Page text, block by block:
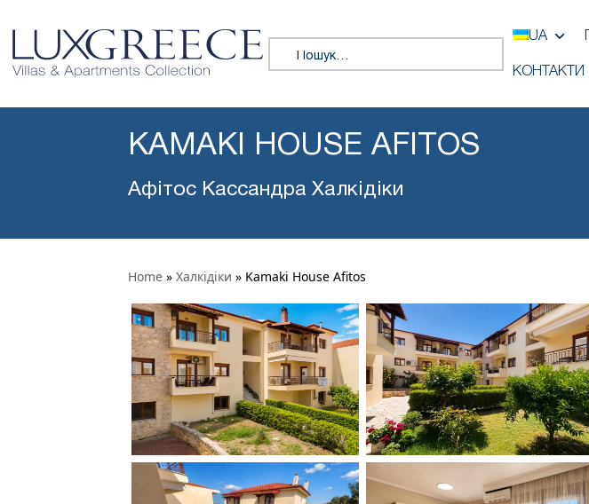
Пошук:
UA
КОНТАКТИ
KAMAKI HOUSE AFITOS
Афітос Кассандра Халкідіки
Home » Халкідіки » Kamaki House Afitos